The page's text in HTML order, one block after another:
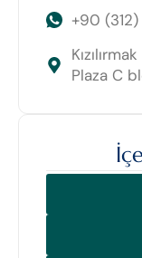
+90
Plaza C